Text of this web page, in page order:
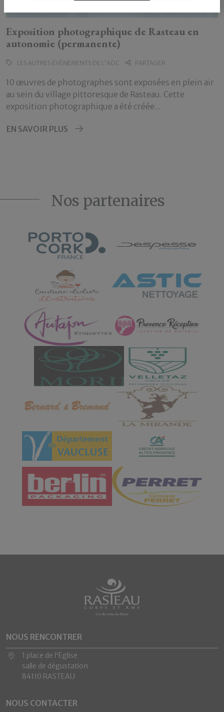
Exposition photographique de Rasteau en
autonomie (permanente)
LES AUTRES ÉVÉNEMENTS DE L'AOC PARTAGER
10 œuvres de photographes sont exposées en plein air
au sein du village pittoresque de Rasteau. Cette
exposition photographique a été créée...
EN SAVOIR PLUS
Nos partenaires
NOUS RENCONTRER
1 place de l'Eglise
salle de dégustation
84110 RASTEAU
NOUS CONTACTER